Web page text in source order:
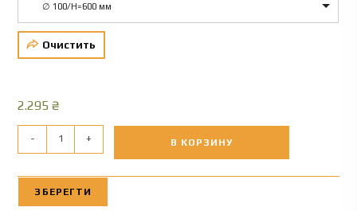
∅ 100/Н=600 мм
Очистить
2.295₴
- + В КОРЗИНУ
ЗБЕРЕГТИ